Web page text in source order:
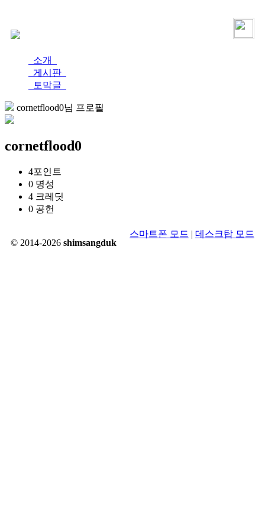
소개
게시판
토막글
cornetflood0님 프로필
cornetflood0
4포인트
0 명성
4 크레딧
0 공헌
© 2014-2026 shimsangduk
스마트폰 모드 | 데스크탑 모드